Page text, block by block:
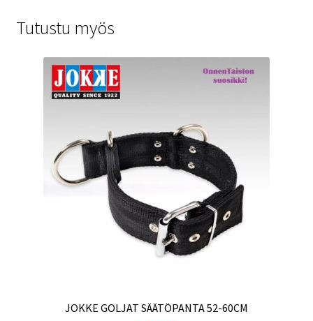
Tutustu myös
JOKKE GOLJAT SÄÄTÖPANTA 52-60CM